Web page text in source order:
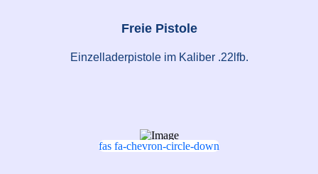
Freie Pistole
Einzelladerpistole im Kaliber .22lfb.
fas fa-chevron-circle-down